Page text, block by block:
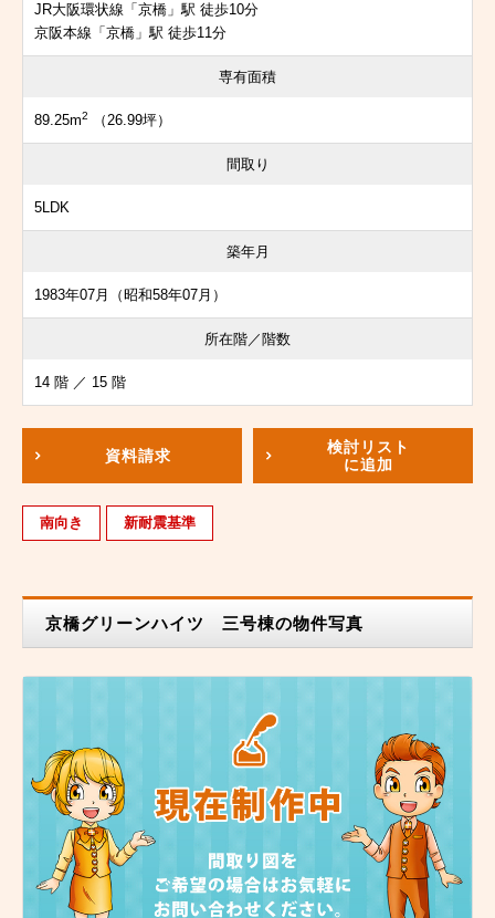
JR大阪環状線「京橋」駅 徒歩10分
京阪本線「京橋」駅 徒歩11分
専有面積
89.25m2 （26.99坪）
間取り
5LDK
築年月
1983年07月（昭和58年07月）
所在階／階数
14 階 ／ 15 階
資料請求
検討リスト
に追加
南向き 新耐震基準
京橋グリーンハイツ 三号棟の物件写真